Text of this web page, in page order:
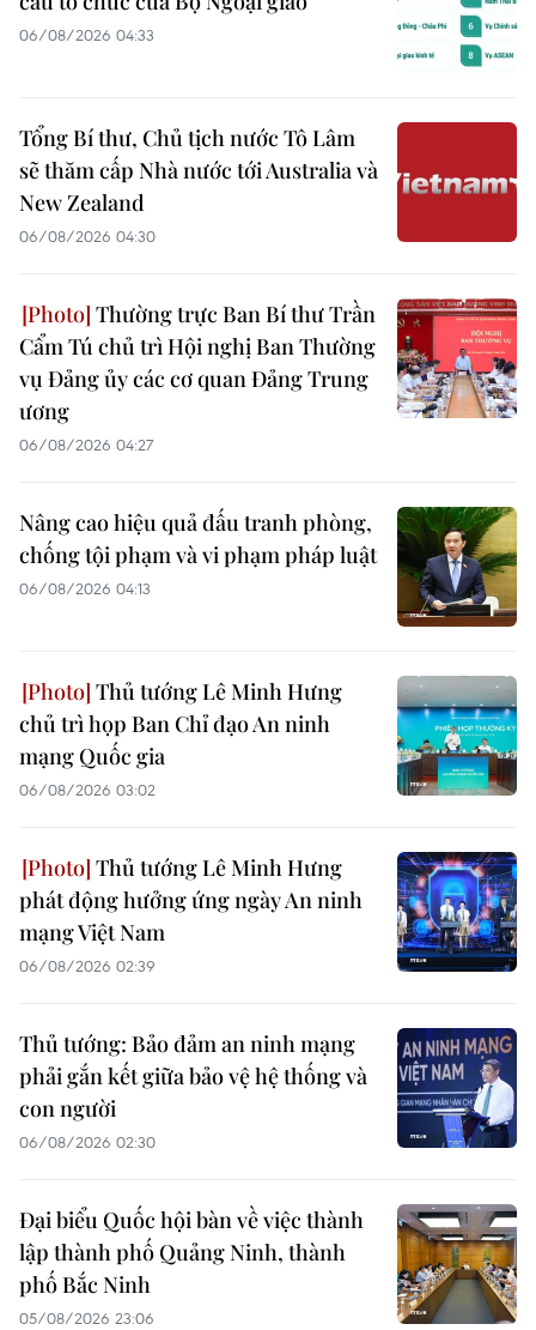
06/08/2026 04:33
Tổng Bí thư, Chủ tịch nước Tô Lâm
sẽ thăm cấp Nhà nước tới Australia và
New Zealand
06/08/2026 04:30
Thường trực Ban Bí thư Trần
Cẩm Tú chủ trì Hội nghị Ban Thường
vụ Đảng ủy các cơ quan Đảng Trung
ương
06/08/2026 04:27
Nâng cao hiệu quả đấu tranh phòng,
chống tội phạm và vi phạm pháp luật
06/08/2026 04:13
Thủ tướng Lê Minh Hưng
chủ trì họp Ban Chỉ đạo An ninh
mạng Quốc gia
06/08/2026 03:02
Thủ tướng Lê Minh Hưng
phát động hưởng ứng ngày An ninh
mạng Việt Nam
06/08/2026 02:39
Thủ tướng: Bảo đảm an ninh mạng
phải gắn kết giữa bảo vệ hệ thống và
con người
06/08/2026 02:30
Đại biểu Quốc hội bàn về việc thành
lập thành phố Quảng Ninh, thành
phố Bắc Ninh
05/08/2026 23:06